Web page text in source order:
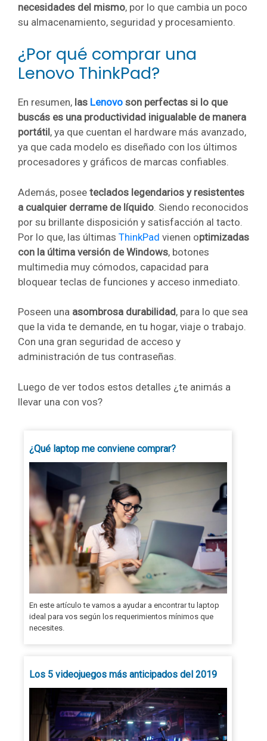
necesidades del mismo, por lo que cambia un poco
su almacenamiento, seguridad y procesamiento.
¿Por qué comprar una
Lenovo ThinkPad?
En resumen, las Lenovo son perfectas si lo que
buscás es una productividad inigualable de manera
portátil, ya que cuentan el hardware más avanzado,
ya que cada modelo es diseñado con los últimos
procesadores y gráficos de marcas confiables.
Además, posee teclados legendarios y resistentes
a cualquier derrame de líquido. Siendo reconocidos
por su brillante disposición y satisfacción al tacto.
Por lo que, las últimas ThinkPad vienen optimizadas
con la última versión de Windows, botones
multimedia muy cómodos, capacidad para
bloquear teclas de funciones y acceso inmediato.
Poseen una asombrosa durabilidad, para lo que sea
que la vida te demande, en tu hogar, viaje o trabajo.
Con una gran seguridad de acceso y
administración de tus contraseñas.
Luego de ver todos estos detalles ¿te animás a
llevar una con vos?
¿Qué laptop me conviene comprar?
En este artículo te vamos a ayudar a encontrar tu laptop
ideal para vos según los requerimientos mínimos que
necesites.
Los 5 videojuegos más anticipados del 2019